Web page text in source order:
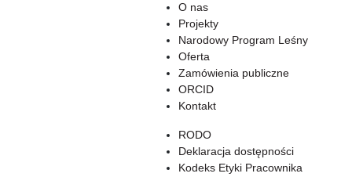
O nas
Projekty
Narodowy Program Leśny
Oferta
Zamówienia publiczne
ORCID
Kontakt
RODO
Deklaracja dostępności
Kodeks Etyki Pracownika